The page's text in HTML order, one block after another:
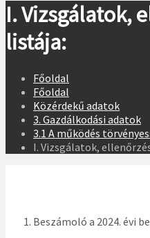
I. Vizsgálatok,
listája:
Főoldal
Főoldal
Közérdekű adatok
3. Gazdálkodási adatok
3.1 A működés
I. Vizsgálatok,
Beszámoló a 2024. évi